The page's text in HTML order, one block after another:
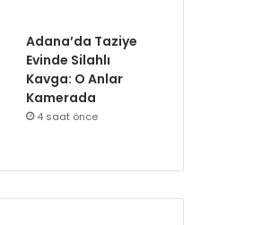
Adana’da Taziye
Evinde Silahlı
Kavga: O Anlar
Kamerada
4 saat önce